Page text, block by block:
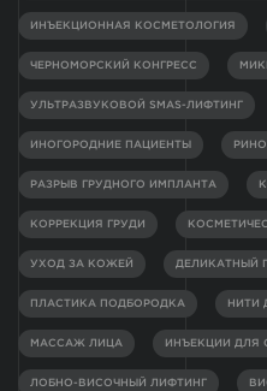
ИНЪЕКЦИОННАЯ КОСМЕТОЛОГИЯ
ЧЕРНОМОРСКИЙ КОНГРЕСС
УЛЬТРАЗВУКОВОЙ SMAS-ЛИФТИНГ
ИНОГОРОДНИЕ ПАЦИЕНТЫ
РАЗРЫВ ГРУДНОГО ИМПЛАНТА
КОРРЕКЦИЯ ГРУДИ
УХОД ЗА КОЖЕЙ ДЕЛИКАТНЫЙ
ПЛАСТИКА ПОДБОРОДКА НИТИ
МАССАЖ ЛИЦА ИНЪЕКЦИИ
ЛОБНО-ВИСОЧНЫЙ ЛИФТИНГ